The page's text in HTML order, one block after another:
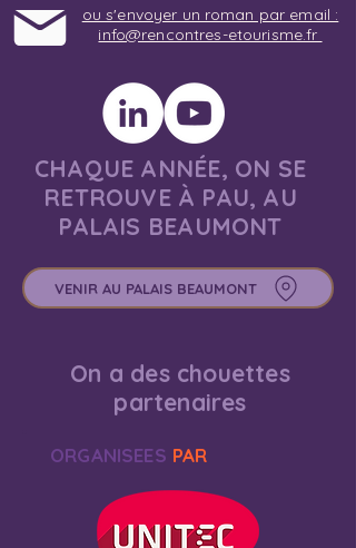
ou s'envoyer un roman par email :
info@rencontres-etourisme.fr
CHAQUE ANNÉE, ON SE
RETROUVE À PAU, AU
PALAIS BEAUMONT
VENIR AU PALAIS BEAUMONT
On a des chouettes
partenaires
ORGANISEES PAR